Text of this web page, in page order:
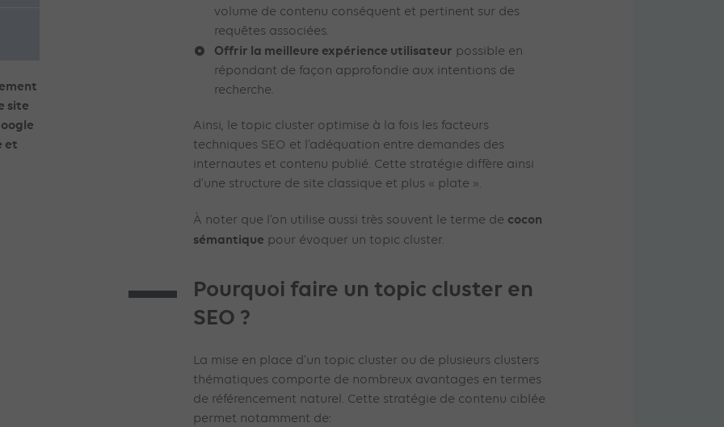
site
et
volume de contenu conséquent et pertinent sur des
requêtes associées.
Offrir la meilleure expérience utilisateur possible en
répondant de façon approfondie aux intentions de
recherche.
Ainsi, le topic cluster optimise à la fois les facteurs
techniques SEO et l’adéquation entre demandes des
internautes et contenu publié. Cette stratégie diffère ainsi
d’une structure de site classique et plus « plate ».
À noter que l’on utilise aussi très souvent le terme de cocon
sémantique pour évoquer un topic cluster.
Pourquoi faire un topic cluster en
SEO ?
La mise en place d’un topic cluster ou de plusieurs clusters
thématiques comporte de nombreux avantages en termes
de référencement naturel. Cette stratégie de contenu ciblée
permet notamment de: